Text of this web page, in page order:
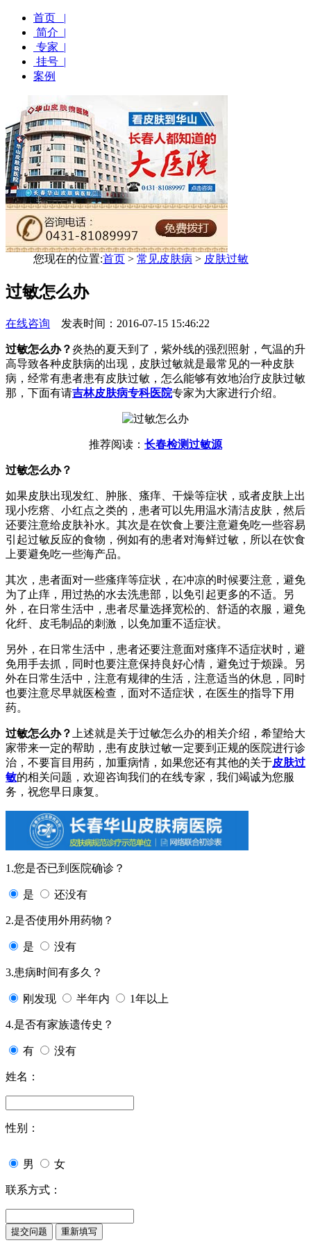
首页 |
简介 |
专家 |
挂号 |
案例
您现在的位置:首页 > 常见皮肤病 > 皮肤过敏
过敏怎么办
在线咨询 发表时间：2016-07-15 15:46:22
过敏怎么办？炎热的夏天到了，紫外线的强烈照射，气温的升
高导致各种皮肤病的出现，皮肤过敏就是最常见的一种皮肤
病，经常有患者患有皮肤过敏，怎么能够有效地治疗皮肤过敏
那，下面有请吉林皮肤病专科医院专家为大家进行介绍。
推荐阅读： 长春检测过敏源
过敏怎么办？
如果皮肤出现发红、肿胀、瘙痒、干燥等症状，或者皮肤上出
现小疙瘩、小红点之类的，患者可以先用温水清洁皮肤，然后
还要注意给皮肤补水。其次是在饮食上要注意避免吃一些容易
引起过敏反应的食物，例如有的患者对海鲜过敏，所以在饮食
上要避免吃一些海产品。
其次，患者面对一些瘙痒等症状，在冲凉的时候要注意，避免
为了止痒，用过热的水去洗患部，以免引起更多的不适。另
外，在日常生活中，患者尽量选择宽松的、舒适的衣服，避免
化纤、皮毛制品的刺激，以免加重不适症状。
另外，在日常生活中，患者还要注意面对瘙痒不适症状时，避
免用手去抓，同时也要注意保持良好心情，避免过于烦躁。另
外在日常生活中，注意有规律的生活，注意适当的休息，同时
也要注意尽早就医检查，面对不适症状，在医生的指导下用
药。
过敏怎么办？
上述就是关于过敏怎么办的相关介绍，希望给大
家带来一定的帮助，患有皮肤过敏一定要到正规的医院进行诊
治，不要盲目用药，加重病情，如果您还有其他的关于皮肤过
敏的相关问题，欢迎咨询我们的在线专家，我们竭诚为您服
务，祝您早日康复。
1.您是否已到医院确诊？
是 还没有
2.是否使用外用药物？
是 没有
3.患病时间有多久？
刚发现 半年内 1年以上
4.是否有家族遗传史？
有 没有
姓名：
性别：
男 女
联系方式：